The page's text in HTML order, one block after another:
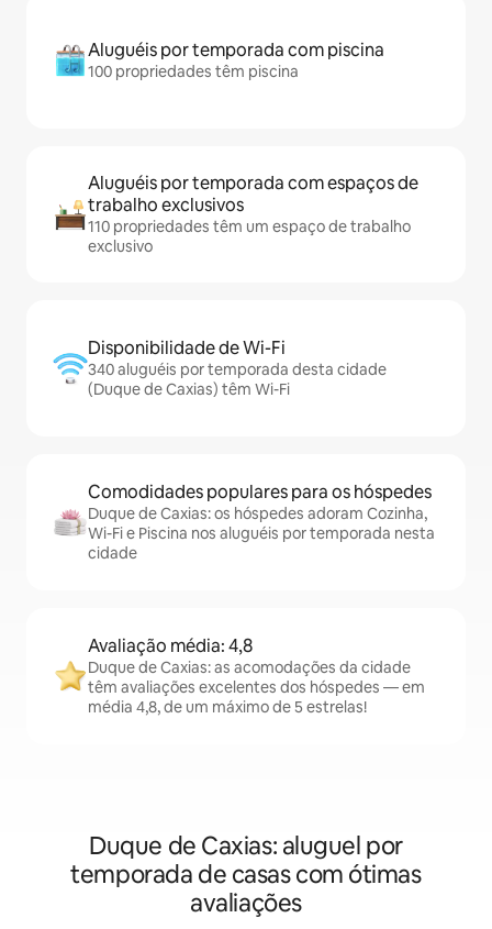
Aluguéis por temporada com piscina
100 propriedades têm piscina
Aluguéis por temporada com espaços de
trabalho exclusivos
110 propriedades têm um espaço de trabalho
exclusivo
Disponibilidade de Wi-Fi
340 aluguéis por temporada desta cidade
(Duque de Caxias) têm Wi-Fi
Comodidades populares para os hóspedes
Duque de Caxias: os hóspedes adoram Cozinha,
Wi-Fi e Piscina nos aluguéis por temporada nesta
cidade
Avaliação média: 4,8
Duque de Caxias: as acomodações da cidade
têm avaliações excelentes dos hóspedes — em
média 4,8, de um máximo de 5 estrelas!
Duque de Caxias: aluguel por
temporada de casas com ótimas
avaliações